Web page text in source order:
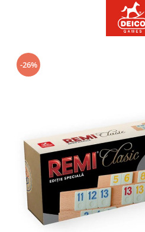
Party Games (jocuri de petrecere)
Jocuri pentru copii
Smart Games
Final Girl - solo game
Miniaturi Arkham Horror
Miniaturi HEROCLIX
Accesorii pentru boardgames
Protectii carti (Sleeves)
-26%